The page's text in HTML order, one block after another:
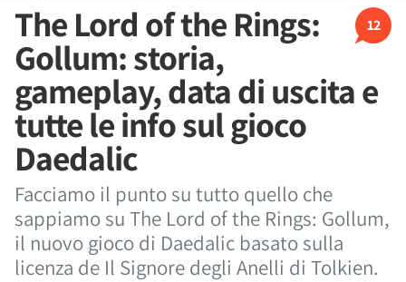
12
The Lord of the Rings:
Gollum: storia,
gameplay, data di uscita e
tutte le info sul gioco
Daedalic
Facciamo il punto su tutto quello che
sappiamo su The Lord of the Rings: Gollum,
il nuovo gioco di Daedalic basato sulla
licenza de Il Signore degli Anelli di Tolkien.